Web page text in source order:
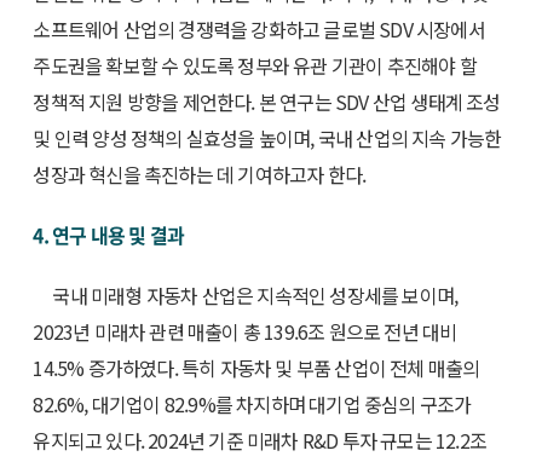
소프트웨어 산업의 경쟁력을 강화하고 글로벌 SDV 시장에서
주도권을 확보할 수 있도록 정부와 유관 기관이 추진해야 할
정책적 지원 방향을 제언한다. 본 연구는 SDV 산업 생태계 조성
및 인력 양성 정책의 실효성을 높이며, 국내 산업의 지속 가능한
성장과 혁신을 촉진하는 데 기여하고자 한다.
4. 연구 내용 및 결과
국내 미래형 자동차 산업은 지속적인 성장세를 보이며,
2023년 미래차 관련 매출이 총 139.6조 원으로 전년 대비
14.5% 증가하였다. 특히 자동차 및 부품 산업이 전체 매출의
82.6%, 대기업이 82.9%를 차지하며 대기업 중심의 구조가
유지되고 있다. 2024년 기준 미래차 R&D 투자 규모는 12.2조